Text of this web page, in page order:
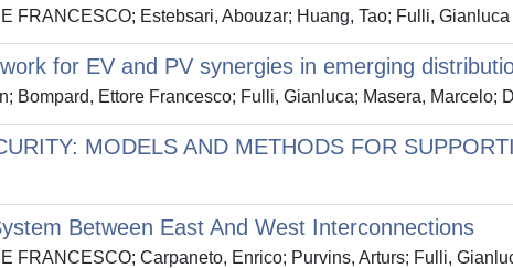
FRANCESCO; Estebsari, Abouzar; Huang, Tao; Fulli, Gianluca
for EV and PV synergies in emerging
Bompard, Ettore Francesco; Fulli, Gianluca; Masera, Marcelo;
MODELS AND METHODS FOR
Between East And West Interconnections
FRANCESCO; Carpaneto, Enrico; Purvins, Arturs; Fulli,